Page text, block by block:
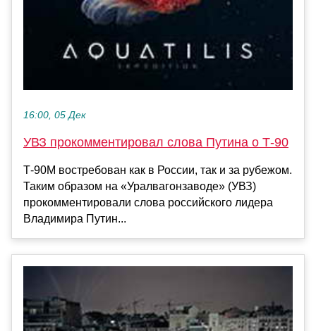
16:00, 05 Дек
УВЗ прокомментировал слова Путина о Т-90
Т-90М востребован как в России, так и за рубежом.
Таким образом на «Уралвагонзаводе» (УВЗ)
прокомментировали слова российского лидера
Владимира Путин...